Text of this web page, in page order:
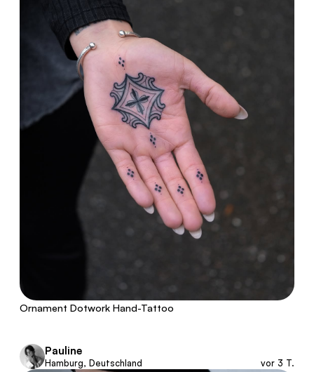
Ornament Dotwork Hand-Tattoo
Pauline
Hamburg, Deutschland vor 3 T.